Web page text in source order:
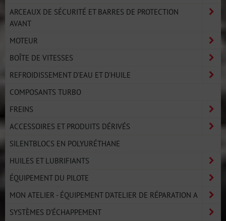
ARCEAUX DE SÉCURITÉ ET BARRES DE PROTECTION
AVANT
MOTEUR
BOÎTE DE VITESSES
REFROIDISSEMENT D'EAU ET D'HUILE
COMPOSANTS TURBO
FREINS
ACCESSOIRES ET PRODUITS DÉRIVÉS
SILENTBLOCS EN POLYURÉTHANE
HUILES ET LUBRIFIANTS
ÉQUIPEMENT DU PILOTE
MON ATELIER - ÉQUIPEMENT D'ATELIER DE RÉPARATION A
SYSTÈMES D'ÉCHAPPEMENT